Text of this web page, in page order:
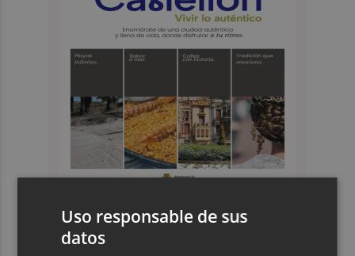
Últimas Noticias
Uso responsable de sus
datos